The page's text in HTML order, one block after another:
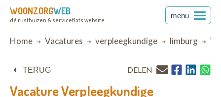
WOONZORGWEB
dé rusthuizen & serviceflats website
menu
Breadcrumb
Home Vacatures verpleegkundige limburg
TERUG DELEN
VacatureVerpleegkundige